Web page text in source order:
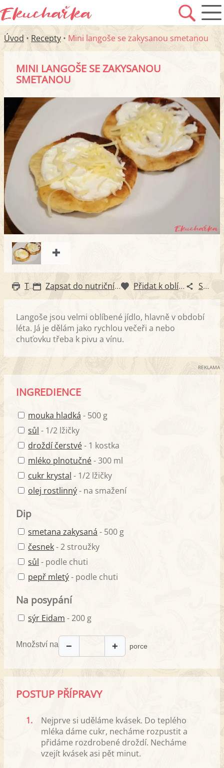
Úvod • Recepty • Mini langoše se zakysanou smetanou
MINI LANGOŠE SE ZAKYSANOU
SMETANOU
Tisk Zapsat do nutričního diáře Přidat k oblíbeným Sdílet
Langoše jsou velmi oblíbené jídlo, hlavně v období
léta. Já je dělám jako rychlou večeři a nebo
chuťovku třeba k pivu a vínu.
REKLAMA
INGREDIENCE
mouka hladká - 500 g
sůl - 1/2 lžičky
droždí čerstvé- 1 kostka
mléko plnotučné- 300 ml
cukr krystal - 1/2 lžičky
olej rostlinný- na smažení
Dip
smetana zakysaná - 500 g
česnek- 2 stroužky
sůl - podle chuti
pepř mletý- podle chuti
Na posypání
sýr Eidam - 200 g
Množství na − + porce
POSTUP PŘÍPRAVY
1.
Nejprve si uděláme kvásek. Do teplého
mléka dáme cukr, necháme rozpustit a
přidáme rozdrobené droždí. Necháme
vzejít kvásek asi pět minut.